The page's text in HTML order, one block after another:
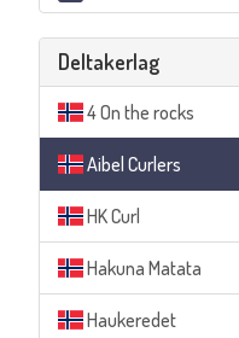
Deltakerlag
4 On the rocks
Aibel Curlers
HK Curl
Hakuna Matata
Haukeredet